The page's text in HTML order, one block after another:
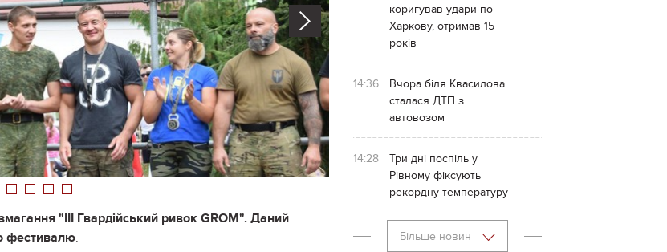
Next
3 4 5 6
"ІІІ Гвардійський ривок GROM". Даний
фестивалю.
коригував удари по
Харкову, отримав 15
років
14:36
Вчора біля Квасилова
сталася ДТП з
автовозом
14:28
Три дні поспіль у
Рівному фіксують
рекордну температуру
Більше новин